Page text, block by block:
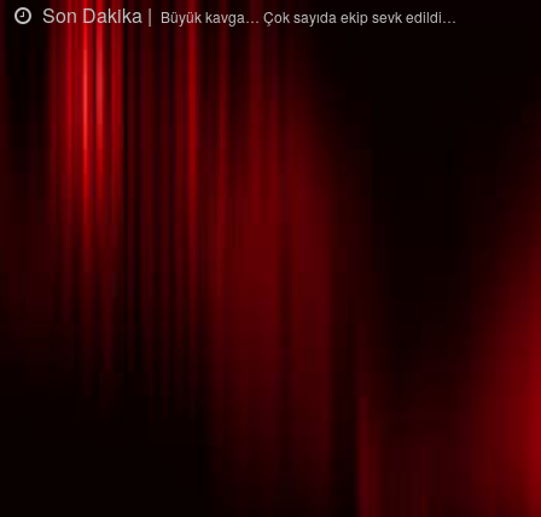
| Büyük kavga… Çok sayıda ekip sevk edildi… Son